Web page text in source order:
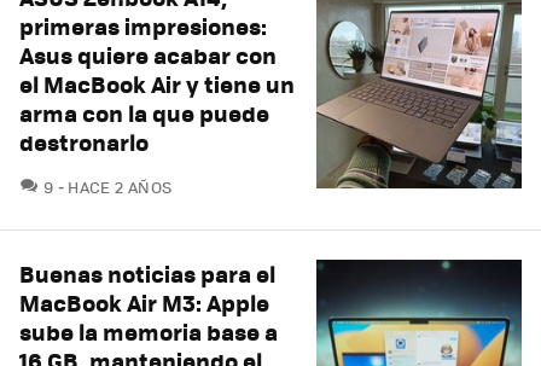
primeras impresiones:
Asus quiere acabar con
el MacBook Air y tiene un
arma con la que puede
destronarlo
9 COMENTARIOS
HACE 2 AÑOS
Buenas noticias para el
MacBook Air M3: Apple
sube la memoria base a